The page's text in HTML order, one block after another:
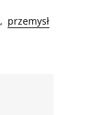
przemysł